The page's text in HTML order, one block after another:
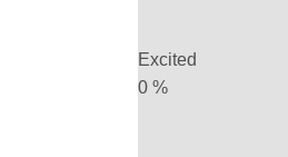
Excited
0 %